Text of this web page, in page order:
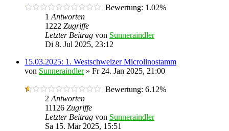
Bewertung: 1.02%
1 Antworten
1222 Zugriffe
Letzter Beitrag von Sunneraindler
Di 8. Jul 2025, 23:12
15.03.2025: 1. Westschweizer Microlinostamm
von Sunneraindler» Fr 24. Jan 2025, 21:00
Bewertung: 6.12%
2 Antworten
11126 Zugriffe
Letzter Beitrag von Sunneraindler
Sa 15. Mär 2025, 15:51